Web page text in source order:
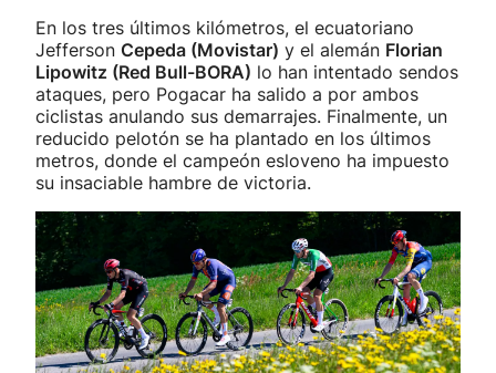
En los tres últimos kilómetros, el ecuatoriano
Jefferson Cepeda (Movistar) y el alemán Florian
Lipowitz (Red Bull-BORA) lo han intentado sendos
ataques, pero Pogacar ha salido a por ambos
ciclistas anulando sus demarrajes. Finalmente, un
reducido pelotón se ha plantado en los últimos
metros, donde el campeón esloveno ha impuesto
su insaciable hambre de victoria.